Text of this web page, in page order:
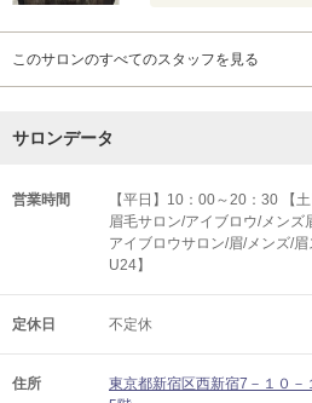
このサロンのすべてのスタッフを見る
サロンデータ
営業時間
【平日】10：00～20：30 【
眉毛サロン/アイブロウ/メン
アイブロウサロン/眉/メンズ/
U24】
定休日 不定休
住所
東京都新宿区西新宿7－１０